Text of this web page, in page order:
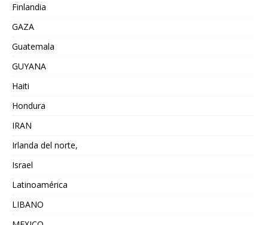
Finlandia
GAZA
Guatemala
GUYANA
Haiti
Hondura
IRAN
Irlanda del norte,
Israel
Latinoamérica
LIBANO